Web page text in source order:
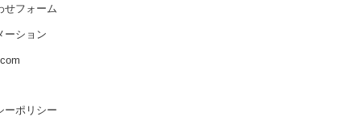
せフォーム
ーション
ーポリシー